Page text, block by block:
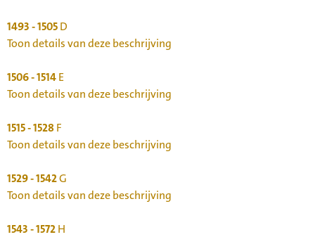
1493 - 1505D
Toon details van deze beschrijving
1506 - 1514E
Toon details van deze beschrijving
1515 - 1528F
Toon details van deze beschrijving
1529 - 1542G
Toon details van deze beschrijving
1543 - 1572H